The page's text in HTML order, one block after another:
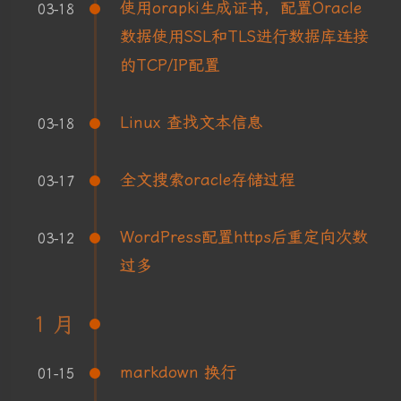
03-18
使用orapki生成证书，配置Oracle
数据使用SSL和TLS进行数据库连接
的TCP/IP配置
03-18 Linux 查找文本信息
03-17 全文搜索oracle存储过程
03-12
WordPress配置https后重定向次数
过多
1 月
01-15 markdown 换行